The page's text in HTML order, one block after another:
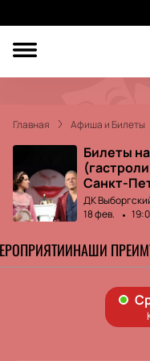
ПОДАРОЧНЫЕ
СЕРТИФИКАТЫ
Другое
Концерт
Детский спектакль
Главная Афиша и Билеты
Билеты
Санкт-
ДК
18 фев.
НАШИ